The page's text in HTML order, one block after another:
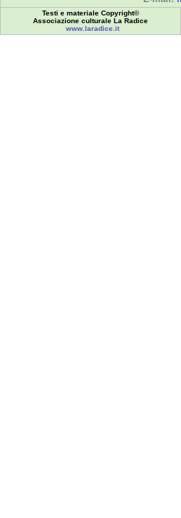
Testi e materiale Copyright©
Associazione culturale La Radice
www.laradice.it